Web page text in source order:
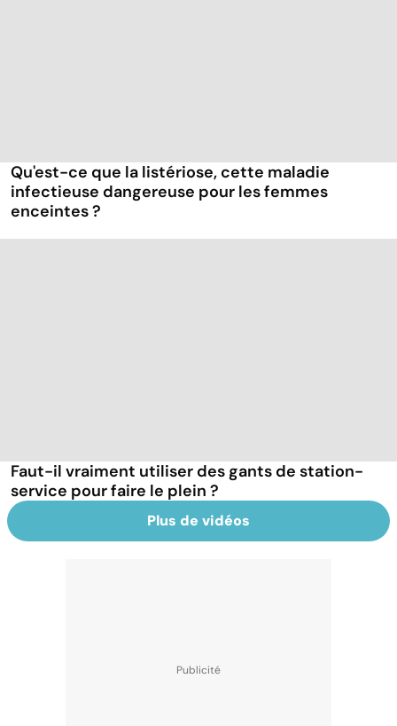
Qu'est-ce que la listériose, cette maladie
infectieuse dangereuse pour les femmes
enceintes ?
Faut-il vraiment utiliser des gants de station-
service pour faire le plein ?
Plus de vidéos